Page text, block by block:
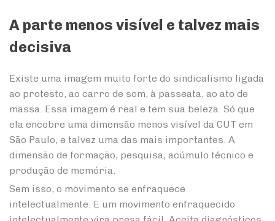
A parte menos visível e talvez mais
decisiva
Existe uma imagem muito forte do sindicalismo ligada
ao protesto, ao carro de som, à passeata, ao ato de
massa. Essa imagem é real e tem sua beleza. Só que
ela encobre uma dimensão menos visível da CUT em
São Paulo, e talvez uma das mais importantes. A
dimensão de formação, pesquisa, acúmulo técnico e
produção de memória.
Sem isso, o movimento se enfraquece
intelectualmente. E um movimento enfraquecido